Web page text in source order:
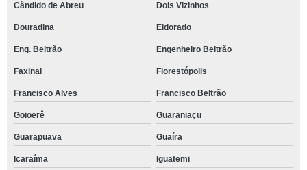
Cândido de Abreu Dois Vizinhos
Douradina Eldorado
Eng. Beltrão Engenheiro Beltrão
Faxinal Florestópolis
Francisco Alves Francisco Beltrão
Goioerê Guaraniaçu
Guarapuava Guaíra
Icaraíma Iguatemi